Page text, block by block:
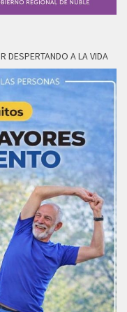
DESPERTANDO A LA VIDA